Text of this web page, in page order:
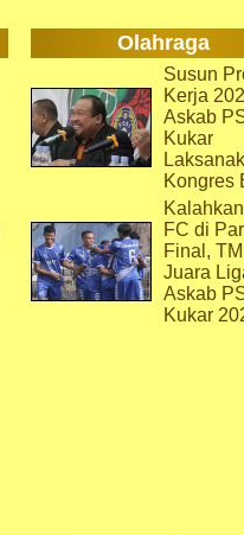
Olahraga
Susun
Kerja
Askab
Kukar
Kongres
FC di
Final,
Juara
Askab
Kukar